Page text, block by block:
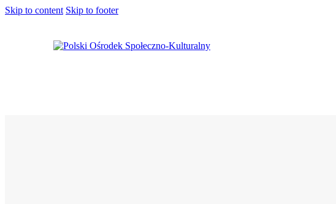
Skip to content Skip to footer